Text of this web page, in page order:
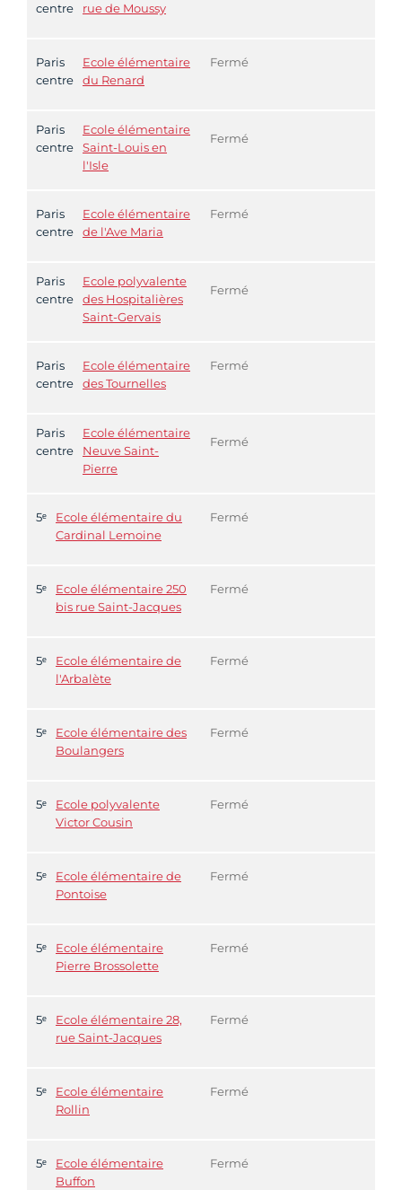
centre
rue de Moussy
Paris
centre
Ecole élémentaire
du Renard
Fermé
Paris
centre
Ecole élémentaire
Saint-Louis en
l'Isle
Fermé
Paris
centre
Ecole élémentaire
de l'Ave Maria
Fermé
Paris
centre
Ecole polyvalente
des Hospitalières
Saint-Gervais
Fermé
Paris
centre
Ecole élémentaire
des Tournelles
Fermé
Paris
centre
Ecole élémentaire
Neuve Saint-
Pierre
Fermé
5ᵉ
Ecole élémentaire du
Cardinal Lemoine
Fermé
5ᵉ
Ecole élémentaire 250
bis rue Saint-Jacques
Fermé
5ᵉ
Ecole élémentaire de
l'Arbalète
Fermé
5ᵉ
Ecole élémentaire des
Boulangers
Fermé
5ᵉ
Ecole polyvalente
Victor Cousin
Fermé
5ᵉ
Ecole élémentaire de
Pontoise
Fermé
5ᵉ
Ecole élémentaire
Pierre Brossolette
Fermé
5ᵉ
Ecole élémentaire 28,
rue Saint-Jacques
Fermé
5ᵉ
Ecole élémentaire
Rollin
Fermé
5ᵉ
Ecole élémentaire
Buffon
Fermé